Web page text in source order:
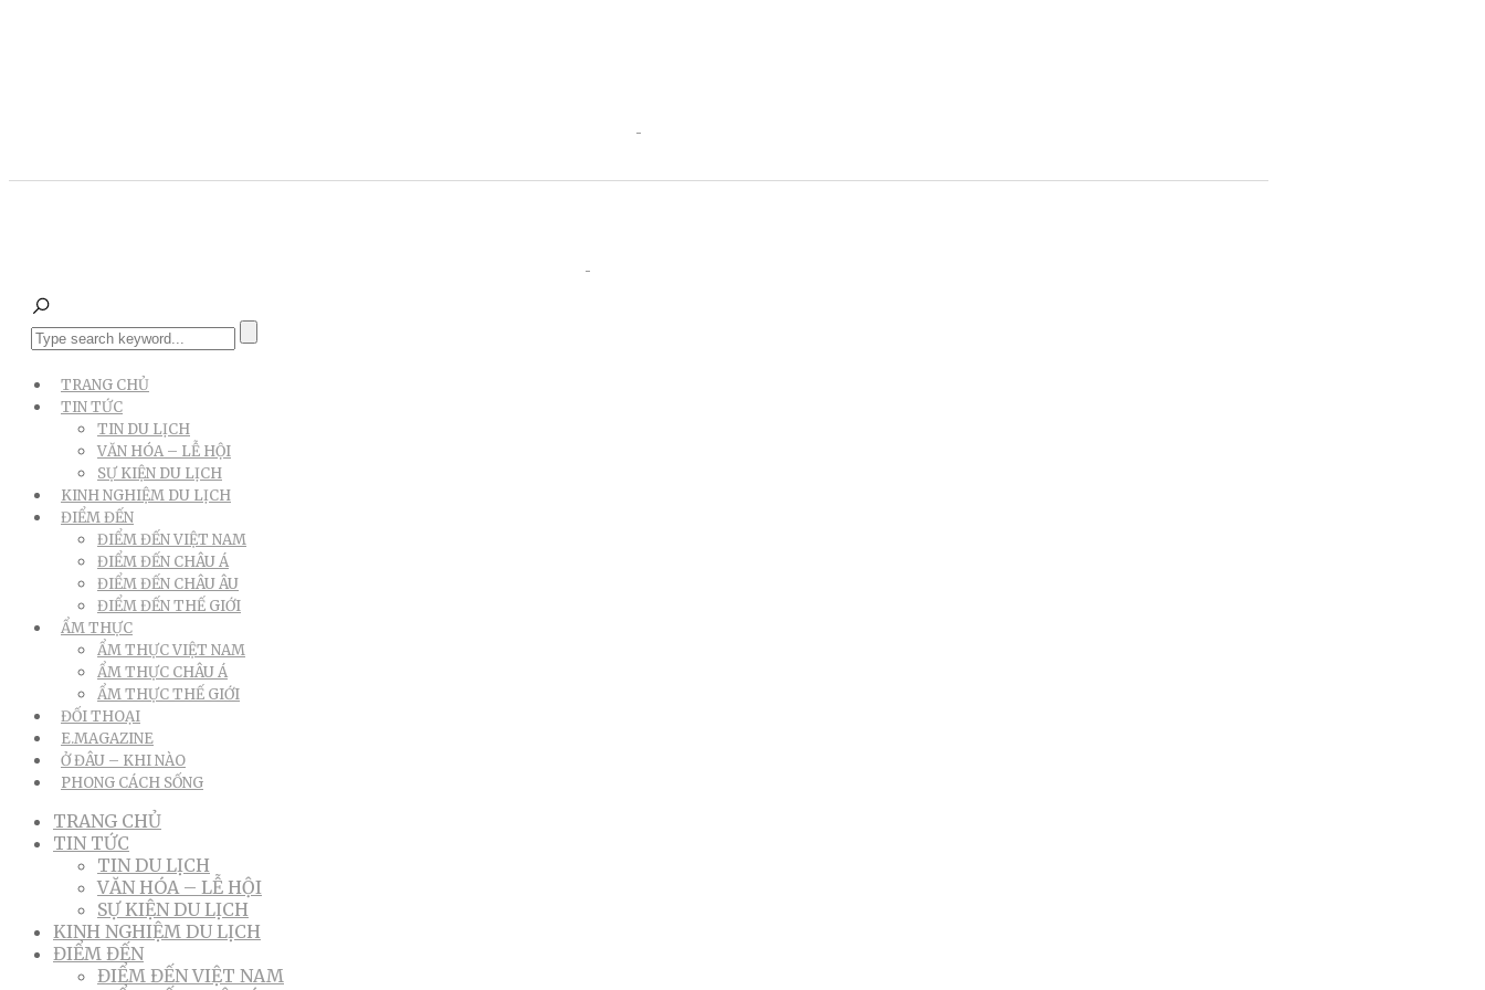
TRANG CHỦ
TIN TỨC
TIN DU LỊCH
VĂN HÓA – LỄ HỘI
SỰ KIỆN DU LỊCH
KINH NGHIỆM DU LỊCH
ĐIỂM ĐẾN
ĐIỂM ĐẾN VIỆT NAM
ĐIỂM ĐẾN CHÂU Á
ĐIỂM ĐẾN CHÂU ÂU
ĐIỂM ĐẾN THẾ GIỚI
ẨM THỰC
ẨM THỰC VIỆT NAM
ẨM THỰC CHÂU Á
ẨM THỰC THẾ GIỚI
ĐỐI THOẠI
E.MAGAZINE
Ở ĐÂU – KHI NÀO
PHONG CÁCH SỐNG
TRANG CHỦ
TIN TỨC
TIN DU LỊCH
VĂN HÓA – LỄ HỘI
SỰ KIỆN DU LỊCH
KINH NGHIỆM DU LỊCH
ĐIỂM ĐẾN
ĐIỂM ĐẾN VIỆT NAM